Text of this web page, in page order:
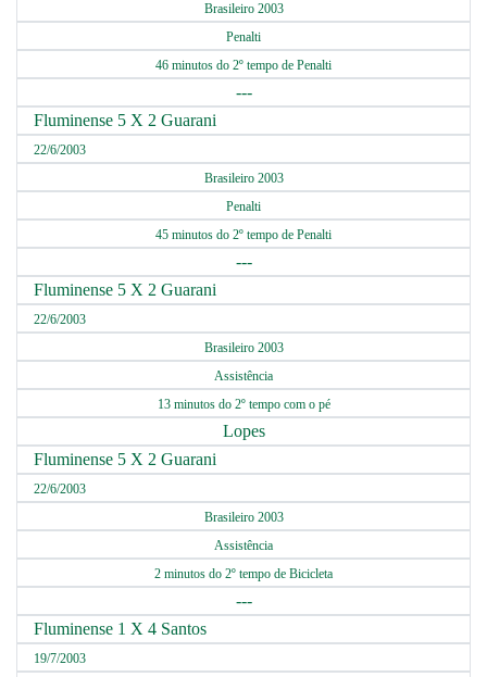
Brasileiro 2003
Penalti
46 minutos do 2º tempo de Penalti
---
Fluminense 5 X 2 Guarani
22/6/2003
Brasileiro 2003
Penalti
45 minutos do 2º tempo de Penalti
---
Fluminense 5 X 2 Guarani
22/6/2003
Brasileiro 2003
Assistência
13 minutos do 2º tempo com o pé
Lopes
Fluminense 5 X 2 Guarani
22/6/2003
Brasileiro 2003
Assistência
2 minutos do 2º tempo de Bicicleta
---
Fluminense 1 X 4 Santos
19/7/2003